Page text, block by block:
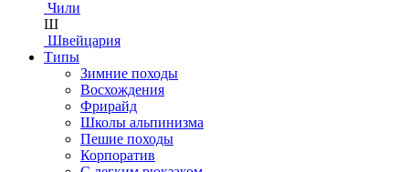
Чили
Ш
Швейцария
Типы
Зимние походы
Восхождения
Фрирайд
Школы альпинизма
Пешие походы
Корпоратив